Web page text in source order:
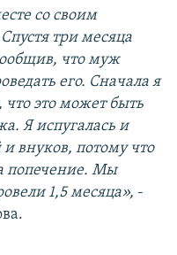
со своим
три месяца
что муж
его. Сначала я
что это может быть
Я испугалась и
и внуков, потому что
попечение. Мы
1,5 месяца», -